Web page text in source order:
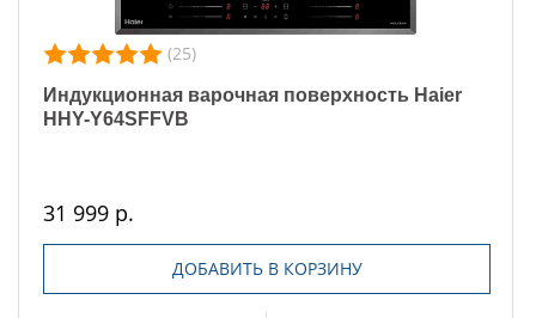
(25)
Индукционная варочная поверхность Haier
HHY-Y64SFFVB
31 999 р.
ДОБАВИТЬ В КОРЗИНУ